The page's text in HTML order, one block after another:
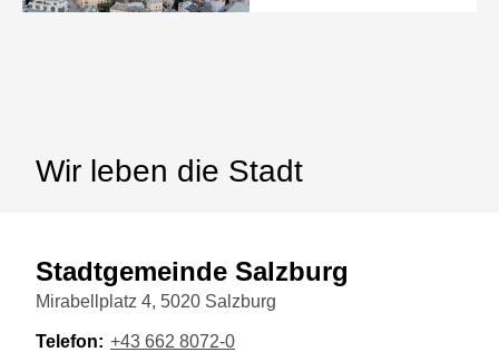
Wir leben die Stadt
Stadtgemeinde Salzburg
Mirabellplatz 4, 5020 Salzburg
Telefon: +43 662 8072-0